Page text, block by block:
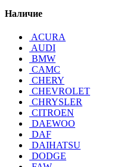
Наличие
ACURA
AUDI
BMW
CAMC
CHERY
CHEVROLET
CHRYSLER
CITROEN
DAEWOO
DAF
DAIHATSU
DODGE